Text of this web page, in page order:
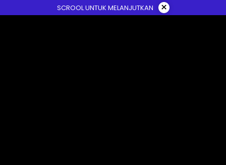
to
SCROOL UNTUK MELANJUTKAN ×